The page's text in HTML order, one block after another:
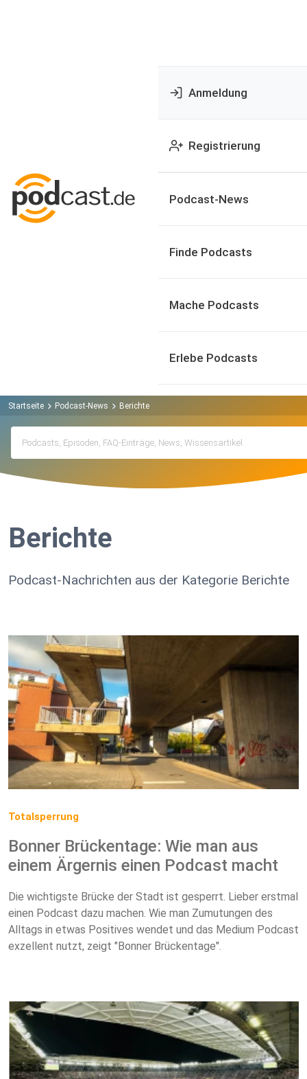
Anmeldung
Registrierung
Podcast-News
Finde Podcasts
Mache Podcasts
Erlebe Podcasts
Startseite Podcast-News Berichte
Berichte
Podcast-Nachrichten aus der Kategorie Berichte
Totalsperrung
Bonner Brückentage: Wie man aus
einem Ärgernis einen Podcast macht
Die wichtigste Brücke der Stadt ist gesperrt. Lieber erstmal
einen Podcast dazu machen. Wie man Zumutungen des
Alltags in etwas Positives wendet und das Medium Podcast
exzellent nutzt, zeigt "Bonner Brückentage".